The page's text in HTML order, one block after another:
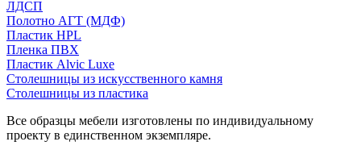
ЛДСП
Полотно АГТ (МДФ)
Пластик HPL
Пленка ПВХ
Пластик Alvic Luxe
Столешницы из искусственного камня
Столешницы из пластика
Все образцы мебели изготовлены по индивидуальному
проекту в единственном экземпляре.